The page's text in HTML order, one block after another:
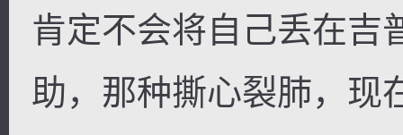
肯定不会将自己丢在吉
助，那种撕心裂肺，现